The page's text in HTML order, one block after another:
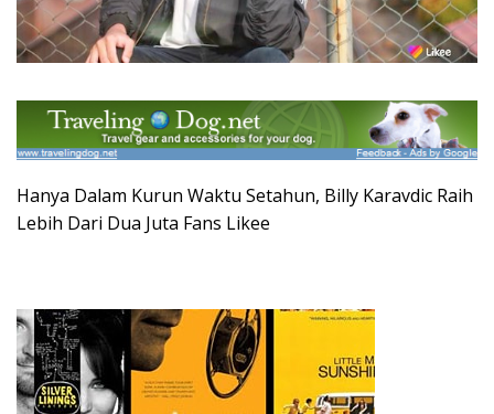
Hanya Dalam Kurun Waktu Setahun, Billy Karavdic Raih
Lebih Dari Dua Juta Fans Likee